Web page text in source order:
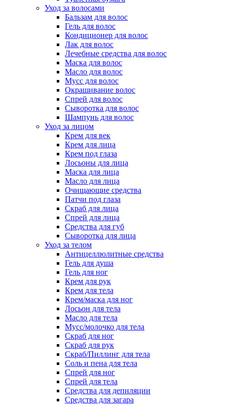
Уход за волосами
Бальзам для волос
Гель для волос
Кондиционер для волос
Лак для волос
Лечебные средства для волос
Маска для волос
Масло для волос
Мусс для волос
Окрашивание волос
Спрей для волос
Сыворотка для волос
Шампунь для волос
Уход за лицом
Крем для век
Крем для лица
Крем под глаза
Лосьоны для лица
Маска для лица
Масло для лица
Очищающие средства
Патчи под глаза
Скраб для лица
Спрей для лица
Средства для губ
Сыворотка для лица
Уход за телом
Антицеллюлитные средства
Гель для душа
Гель для ног
Крем для рук
Крем для тела
Крем/маска для ног
Лосьон для тела
Масло для тела
Мусс/молочко для тела
Скраб для ног
Скраб для рук
Скраб/Пиллинг для тела
Соль и пена для тела
Спрей для ног
Спрей для тела
Средства для депиляции
Средства для загара